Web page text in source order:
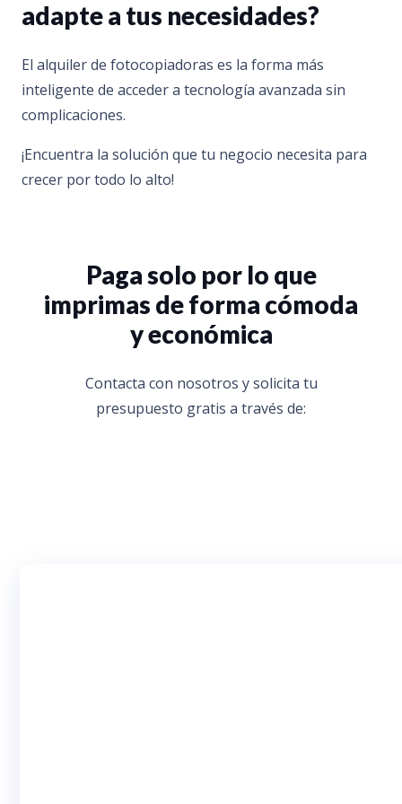
adapte a tus necesidades?
El alquiler de fotocopiadoras es la forma más
inteligente de acceder a tecnología avanzada sin
complicaciones.
¡Encuentra la solución que tu negocio necesita para
crecer por todo lo alto!
Paga solo por lo que
imprimas de forma cómoda
y económica
Contacta con nosotros y solicita tu
presupuesto gratis a través de: